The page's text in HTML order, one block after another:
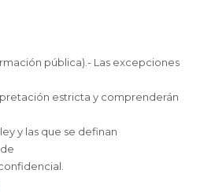
pública).- Las excepciones
estricta y comprenderán
y las que se definan